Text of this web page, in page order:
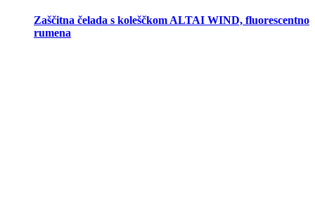
Zaščitna čelada s koleščkom ALTAI WIND, fluorescentno
rumena